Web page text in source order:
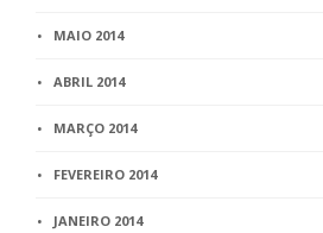
MAIO 2014
ABRIL 2014
MARÇO 2014
FEVEREIRO 2014
JANEIRO 2014